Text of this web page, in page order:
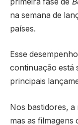
na semana de
países.
Esse
continuação está
principais
Nos bastidores, a
mas as